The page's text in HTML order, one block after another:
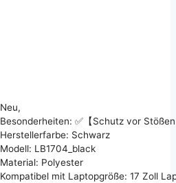
Neu,
Besonderheiten: ✅【Schutz vor
Herstellerfarbe: Schwarz
Modell: LB1704_black
Material: Polyester
Kompatibel mit Laptopgröße: 17 Zoll